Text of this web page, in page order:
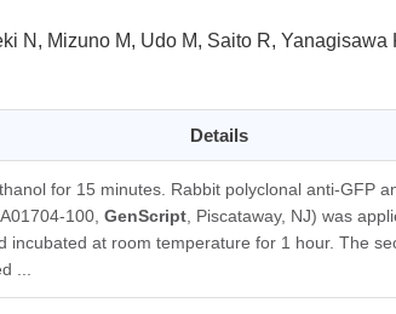
N, Mizuno M, Udo M, Saito R,
Details
for 15 minutes. Rabbit polyclonal anti-GFP
100, GenScript , Piscataway, NJ) was
incubated at room temperature for 1 hour. The
...